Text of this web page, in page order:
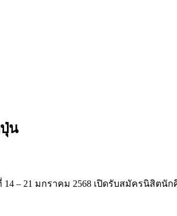
น
14 – 21 มกราคม 2568 เปิดรับสมัครนิสิตนั